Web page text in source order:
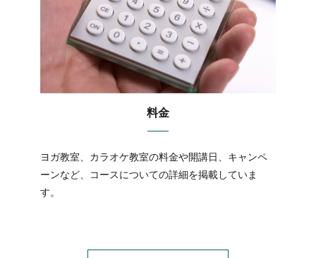
料金
ヨガ教室、カラオケ教室の料金や開講日、キャンペ
ーンなど、コースについての詳細を掲載していま
す。